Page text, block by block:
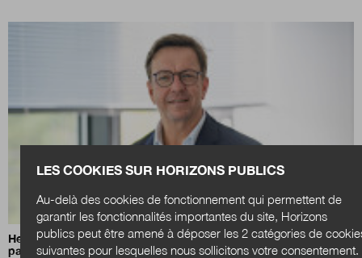
Henri Bergeron :«La compétence sociale est cruciale pour
passer à l’échelle une innovation.»
LES COOKIES SUR HORIZONS PUBLICS
Au-delà des cookies de fonctionnement qui permettent de
garantir les fonctionnalités importantes du site, Horizons
publics peut être amené à déposer les 2 catégories de
suivantes pour lesquelles nous sollicitons votre consentement.